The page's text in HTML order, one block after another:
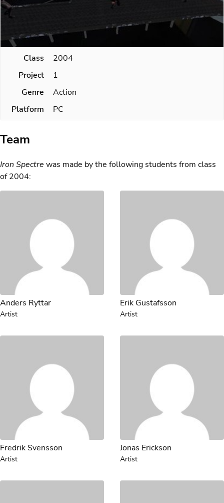
Class
2004
Project
1
Genre
Action
Platform
PC
Team
Iron Spectre was made by the following students from class
of 2004:
Anders Ryttar
Artist
Erik Gustafsson
Artist
Fredrik Svensson
Artist
Jonas Erickson
Artist